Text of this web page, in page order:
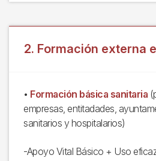
2. Formación externa
• Formación básica sanitaria
empresas, entitadades,
sanitarios y hospitalarios)
-Apoyo Vital Básico + Uso